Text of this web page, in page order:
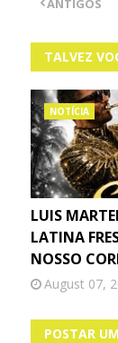
ANTIGOS
TALVEZ
NOTÍCIA
LUIS
LATINA
NOSSO
August 07,
POSTAR